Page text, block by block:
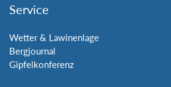
Service
Wetter & Lawinenlage
Bergjournal
Gipfelkonferenz